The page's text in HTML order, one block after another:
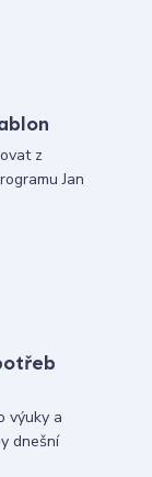
z
Jan
výuky a
dnešní